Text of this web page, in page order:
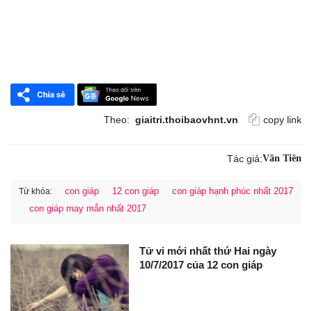
Theo: giaitri.thoibaovhnt.vn copy link
Tác giả:Vân Tiên
Từ khóa: con giáp 12 con giáp
con giáp hạnh phúc nhất 2017
con giáp may mắn nhất 2017
Tử vi mới nhất thứ Hai ngày
10/7/2017 của 12 con giáp